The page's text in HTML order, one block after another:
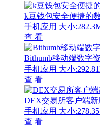
k豆钱包安全便捷的
手机应用 大小
查 看
Bithumb移动端数字
手机应用 大小
查 看
DEX交易所客户端
手机应用 大小
查 看